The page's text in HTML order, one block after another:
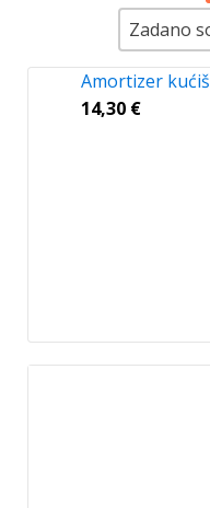
Sortiranje
Zadano
Sortiranje
Amortizer
14,30 €